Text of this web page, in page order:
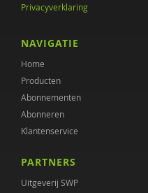
Jaap van Weeghel
Privacyverklaring
NAVIGATIE
Home
Producten
Abonnementen
Abonneren
Klantenservice
PARTNERS
Uitgeverij SWP